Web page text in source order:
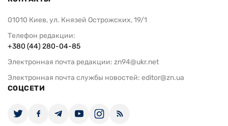
01010 Киев, ул. Князей Острожских, 19/1
Телефон редакции:
+380 (44) 280-04-85
Электронная почта редакции: zn94@ukr.net
Электронная почта службы новостей: editor@zn.ua
СОЦСЕТИ